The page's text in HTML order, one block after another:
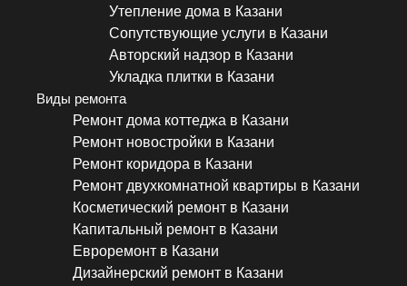
Утепление дома в Казани
Сопутствующие услуги в Казани
Авторский надзор в Казани
Укладка плитки в Казани
Виды ремонта
Ремонт дома коттеджа в Казани
Ремонт новостройки в Казани
Ремонт коридора в Казани
Ремонт двухкомнатной квартиры в Казани
Косметический ремонт в Казани
Капитальный ремонт в Казани
Евроремонт в Казани
Дизайнерский ремонт в Казани